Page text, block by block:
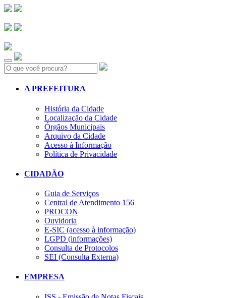
Search:
A PREFEITURA
História da Cidade
Localização da Cidade
Órgãos Municipais
Arquivo da Cidade
Acesso à Informação
Política de Privacidade
CIDADÃO
Guia de Serviços
Central de Atendimento 156
PROCON
Ouvidoria
E-SIC (acesso à informação)
LGPD (informações)
Consulta de Protocolos
SEI (Consulta Externa)
EMPRESA